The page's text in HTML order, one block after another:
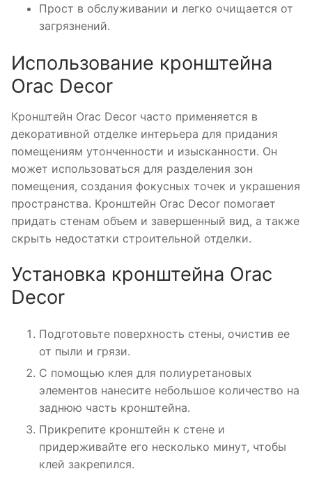
Прост в обслуживании и легко очищается от
загрязнений.
Использование кронштейна
Orac Decor
Кронштейн Orac Decor часто применяется в
декоративной отделке интерьера для придания
помещениям утонченности и изысканности. Он
может использоваться для разделения зон
помещения, создания фокусных точек и украшения
пространства. Кронштейн Orac Decor помогает
придать стенам объем и завершенный вид, а также
скрыть недостатки строительной отделки.
Установка кронштейна Orac
Decor
Подготовьте поверхность стены, очистив ее
от пыли и грязи.
С помощью клея для полиуретановых
элементов нанесите небольшое количество на
заднюю часть кронштейна.
Прикрепите кронштейн к стене и
придерживайте его несколько минут, чтобы
клей закрепился.